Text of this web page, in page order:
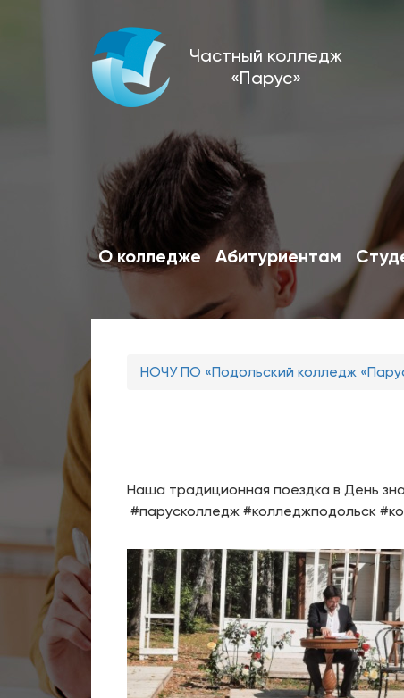
Частный колледж
«Парус»
О колледже Абитуриентам
Вы
НОЧУ ПО «Подольский колледж
Наша традиционная поездка в День
#парусколледж #колледжподольск